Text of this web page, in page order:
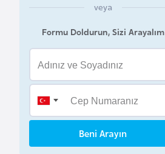
veya
Formu Doldurun, Sizi Arayalım
Beni Arayın
r
a
y
c
a